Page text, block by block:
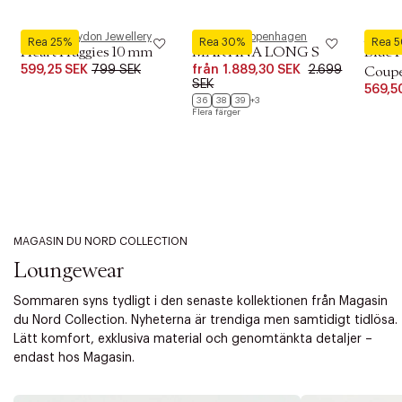
Rea 25%
Pernille Corydon Jewellery
Heart Huggies 10 mm
599,25 SEK 799 SEK
Rea 30%
Phenumb Copenhagen
MARTINA LONG S
från 1.889,30 SEK 2.699
SEK
36 38 39
+3
Flera färger
Rea
Royal
Blue
MAGASIN DU NORD COLLECTION
Loungewear
Sommaren syns tydligt i den senaste kollektionen från Magasin
du Nord Collection. Nyheterna är trendiga men samtidigt tidlösa.
Lätt komfort, exklusiva material och genomtänkta detaljer –
endast hos Magasin.